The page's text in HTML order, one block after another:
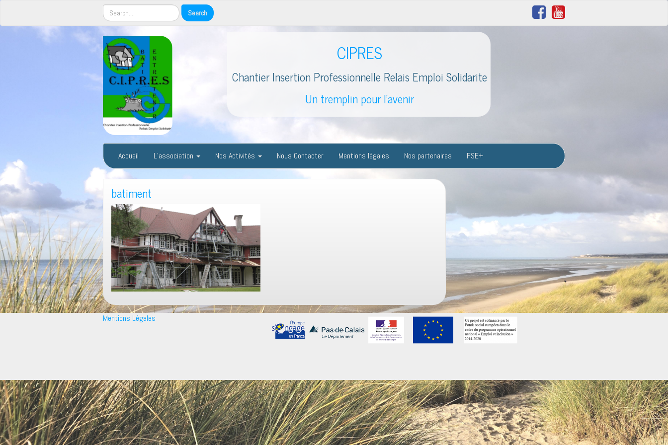
CIPRES
Chantier Insertion Professionnelle Relais Emploi Solidarite
Un tremplin pour l'avenir
Accueil L’association Nos Activités Nous Contacter Mentions légales Nos partenaires FSE+
batiment
Mentions Légales